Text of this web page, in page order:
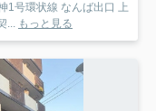
1号環状線 なんば出口 上
... もっと見る